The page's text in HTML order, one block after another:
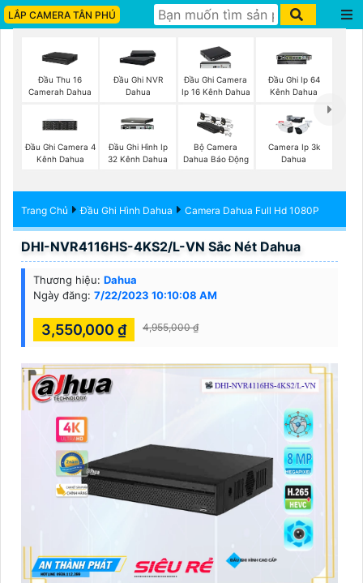
LẮP CAMERA TÂN PHÚ
Đầu Thu 16
Camerah Dahua
Đầu Ghi NVR
Dahua
Đầu Ghi Camera
Ip 16 Kênh Dahua
Đầu Ghi Ip 64
Kênh Dahua
Đầu Ghi Camera 4
Kênh Dahua
Đầu Ghi Hình Ip
32 Kênh Dahua
Bộ Camera
Dahua Báo Động
Camera Ip 3k
Dahua
Trang Chủ Đầu Ghi Hình Dahua Camera Dahua Full Hd 1080P
DHI-NVR4116HS-4KS2/L-VN Sắc Nét Dahua
Thương hiệu: Dahua
Ngày đăng: 7/22/2023 10:10:08 AM
3,550,000 ₫ 4,955,000 ₫